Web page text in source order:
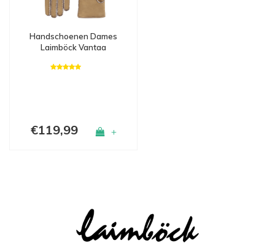
Handschoenen Dames
Laimböck Vantaa
€119,99 +